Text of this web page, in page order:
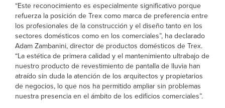
“Este reconocimiento es especialmente significativo porque
refuerza la posición de Trex como marca de preferencia entre
los profesionales de la construcción y el diseño tanto en los
sectores domésticos como en los comerciales”, ha declarado
Adam Zambanini, director de productos domésticos de Trex.
“La estética de primera calidad y el mantenimiento ultrabajo de
nuestro producto de revestimiento de pantalla de lluvia han
atraído sin duda la atención de los arquitectos y propietarios
de negocios, lo que nos ha permitido ampliar sin problemas
nuestra presencia en el ámbito de los edificios comerciales”.